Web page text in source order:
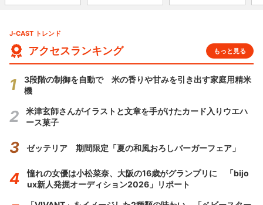
J-CAST トレンド
アクセスランキング もっと見る
3段階の制御を自動で 米の香りや甘みを引き出す家庭用精米
機
米津玄師さんがイラストと文章を手がけたカード入りウエハ
ース菓子
ゼッテリア 期間限定「夏の和風おろしバーガーフェア」
憧れの女優は小松菜奈、大阪の16歳がグランプリに 「bijo
ux新人発掘オーディション2026」リポート